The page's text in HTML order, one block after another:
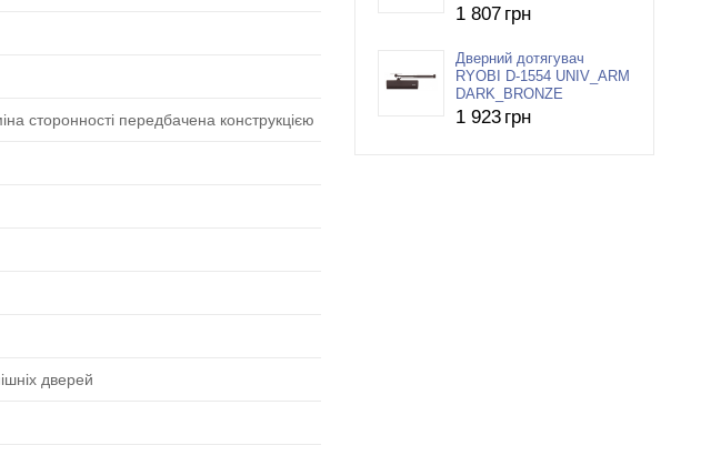
сторонності передбачена конструкцією
дверей
1 807 грн
Дверний дотягувач
RYOBI D-1554 UNIV_ARM
DARK_BRONZE
1 923 грн